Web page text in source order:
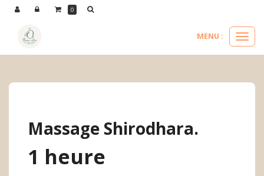
Ouvrir
le
MENU :
Massage Shirodhara.
1 heure
0
Panneau de gestion des cookies